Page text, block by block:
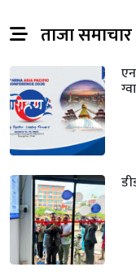
ताजा समाचार